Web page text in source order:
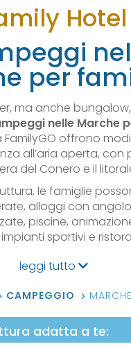
Hotel
per
ma anche
nelle Marche
offrono
all’aria aperta, con
del Conero e il
le famiglie
alloggi con
piscine,
sportivi e
leggi tutto
CAMPEGGIO MARCHE
adatta a te: